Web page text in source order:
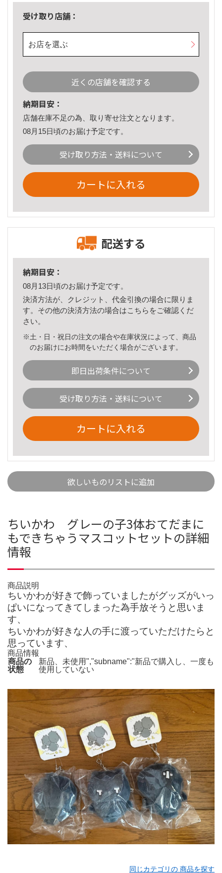
受け取り店舗：
お店を選ぶ
近くの店舗を確認する
納期目安：
店舗在庫不足の為、取り寄せ注文となります。
08月15日頃のお届け予定です。
受け取り方法・送料について
カートに入れる
配送する
納期目安：
08月13日頃のお届け予定です。
決済方法が、クレジット、代金引換の場合に限りま
す。その他の決済方法の場合はこちら をご確認くだ
さい。
※土・日・祝日の注文の場合や在庫状況によって、商品
のお届けにお時間をいただく場合がございます。
即日出荷条件について
受け取り方法・送料について
カートに入れる
欲しいものリストに追加
ちいかわ グレーの子3体おてだまに
もできちゃうマスコットセットの詳細
情報
商品説明
ちいかわが好きで飾っていましたがグッズがいっ
ぱいになってきてしまった為手放そうと思いま
す、
ちいかわが好きな人の手に渡っていただけたらと
思っています、
商品情報
商品の
状態
新品、未使用","subname":"新品で購入し、一度も
使用していない
同じカテゴリの 商品を探す